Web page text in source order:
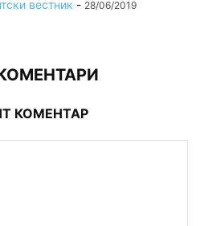
вестник - 28/06/2019
КОМЕНТАР